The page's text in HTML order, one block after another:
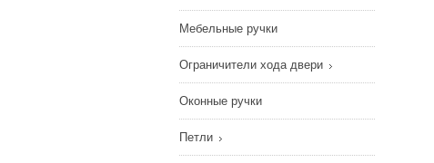
Мебельные ручки
Ограничители хода двери
Оконные ручки
Петли